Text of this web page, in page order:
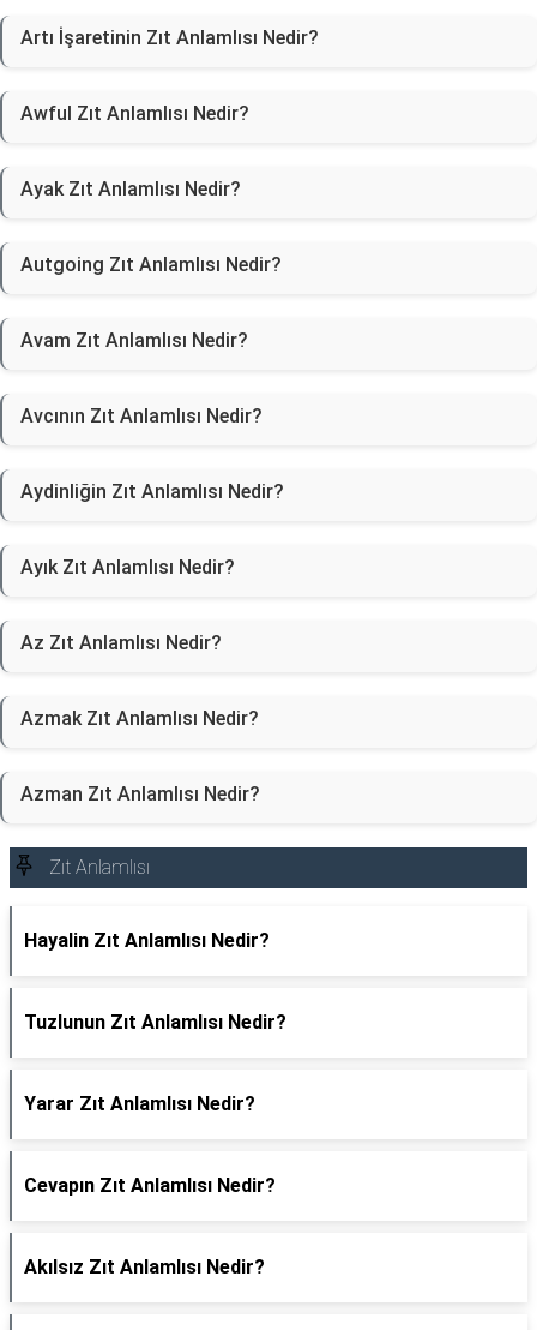
Artı İşaretinin Zıt Anlamlısı Nedir?
Awful Zıt Anlamlısı Nedir?
Ayak Zıt Anlamlısı Nedir?
Autgoing Zıt Anlamlısı Nedir?
Avam Zıt Anlamlısı Nedir?
Avcının Zıt Anlamlısı Nedir?
Aydinliğin Zıt Anlamlısı Nedir?
Ayık Zıt Anlamlısı Nedir?
Az Zıt Anlamlısı Nedir?
Azmak Zıt Anlamlısı Nedir?
Azman Zıt Anlamlısı Nedir?
Zıt Anlamlısı
Hayalin Zıt Anlamlısı Nedir?
Tuzlunun Zıt Anlamlısı Nedir?
Yarar Zıt Anlamlısı Nedir?
Cevapın Zıt Anlamlısı Nedir?
Akılsız Zıt Anlamlısı Nedir?